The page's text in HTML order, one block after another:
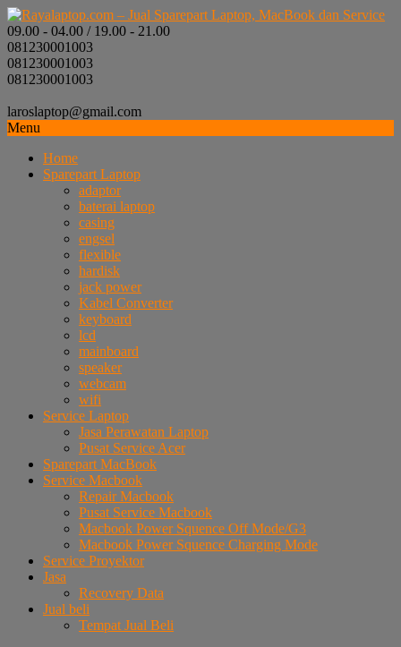
09.00 - 04.00 / 19.00 - 21.00
081230001003
081230001003
081230001003
laroslaptop@gmail.com
Menu
Home
Sparepart Laptop
adaptor
baterai laptop
casing
engsel
flexible
hardisk
jack power
Kabel Converter
keyboard
lcd
mainboard
speaker
webcam
wifi
Service Laptop
Jasa Perawatan Laptop
Pusat Service Acer
Sparepart MacBook
Service Macbook
Repair Macbook
Pusat Service Macbook
Macbook Power Squence Off Mode/G3
Macbook Power Squence Charging Mode
Service Proyektor
Jasa
Recovery Data
Jual beli
Tempat Jual Beli